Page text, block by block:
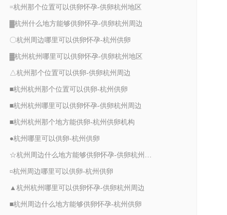
=杭州那个位置可以供卵怀孕-供卵杭州地区
▓杭州什么地方能够供卵怀孕-供卵杭州周边
〇杭州周边哪里可以供卵怀孕-杭州供卵
▓杭州杭州哪里可以供卵怀孕-供卵杭州地区
△杭州那个位置可以供卵-供卵杭州周边
■杭州杭州那个位置可以供卵-杭州供卵
■杭州杭州哪里可以供卵怀孕-供卵杭州周边
■杭州杭州那个地方能供卵-杭州供卵机构
●杭州哪里可以供卵-杭州供卵
☆杭州周边什么地方能够供卵怀孕-供卵杭州周边
¤杭州周边哪里可以供卵-杭州供卵
▲杭州杭州哪里可以供卵怀孕-供卵杭州周边
■杭州周边什么地方能够供卵怀孕-杭州供卵